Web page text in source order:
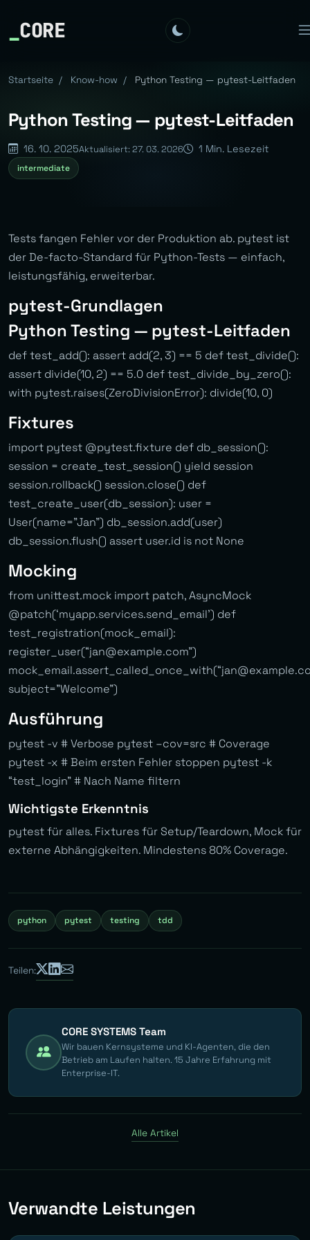
_CORE
Startseite / Know-how / Python Testing — pytest-Leitfaden
Python Testing — pytest-Leitfaden
16. 10. 2025Aktualisiert: 27. 03. 2026 1 Min. Lesezeit
intermediate
Tests fangen Fehler vor der Produktion ab. pytest ist
der De-facto-Standard für Python-Tests — einfach,
leistungsfähig, erweiterbar.
pytest-Grundlagen
Python Testing — pytest-Leitfaden
def test_add(): assert add(2, 3) == 5 def test_divide():
assert divide(10, 2) == 5.0 def test_divide_by_zero():
with pytest.raises(ZeroDivisionError): divide(10, 0)
Fixtures
import pytest @pytest.fixture def db_session():
session = create_test_session() yield session
session.rollback() session.close() def
test_create_user(db_session): user =
User(name=”Jan”) db_session.add(user)
db_session.flush() assert user.id is not None
Mocking
from unittest.mock import patch, AsyncMock
@patch(‘myapp.services.send_email’) def
test_registration(mock_email):
register_user(“jan@example.com”)
mock_email.assert_called_once_with(“
subject=”Welcome”)
Ausführung
pytest -v # Verbose pytest –cov=src # Coverage
pytest -x # Beim ersten Fehler stoppen pytest -k
“test_login” # Nach Name filtern
Wichtigste Erkenntnis
pytest für alles. Fixtures für Setup/Teardown, Mock für
externe Abhängigkeiten. Mindestens 80% Coverage.
python pytest testing tdd
Teilen:
CORE SYSTEMS Team
Wir bauen Kernsysteme und KI-Agenten, die den
Betrieb am Laufen halten. 15 Jahre Erfahrung mit
Enterprise-IT.
Alle Artikel
Verwandte Leistungen